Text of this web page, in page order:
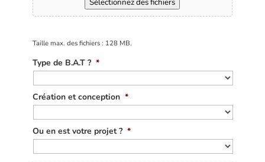
Sélectionnez des fichiers
Taille max. des fichiers : 128 MB.
Type de B.A.T ? *
Création et conception *
Ou en est votre projet ? *